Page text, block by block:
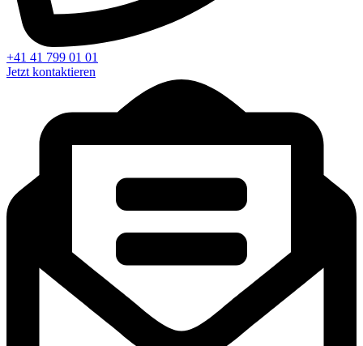
+41 41 799 01 01
Jetzt kontaktieren